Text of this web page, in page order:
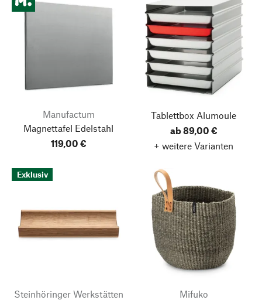
Manufactum
Magnettafel Edelstahl
119,00 €
Tablettbox Alumoule
ab 89,00 €
+ weitere Varianten
Exklusiv
Steinhöringer Werkstätten
Mifuko